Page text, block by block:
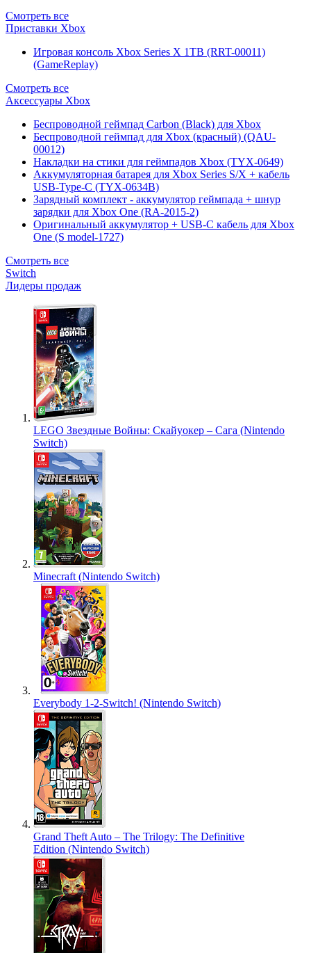
Смотреть все
Приставки Xbox
Игровая консоль Xbox Series X 1TB (RRT-00011)
(GameReplay)
Смотреть все
Аксессуары Xbox
Беспроводной геймпад Carbon (Black) для Xbox
Беспроводной геймпад для Xbox (красный) (QAU-
00012)
Накладки на стики для геймпадов Xbox (TYX-0649)
Аккумуляторная батарея для Xbox Series S/X + кабель
USB-Type-C (TYX-0634B)
Зарядный комплект - аккумулятор геймпада + шнур
зарядки для Xbox One (RA-2015-2)
Оригинальный аккумулятор + USB-C кабель для Xbox
One (S model-1727)
Смотреть все
Switch
Лидеры продаж
LEGO Звездные Войны: Скайуокер – Сага (Nintendo
Switch)
Minecraft (Nintendo Switch)
Everybody 1-2-Switch! (Nintendo Switch)
Grand Theft Auto – The Trilogy: The Definitive
Edition (Nintendo Switch)